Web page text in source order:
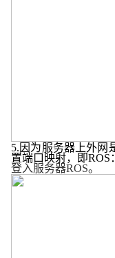
5. 因为服务器上外网
置端口映射，即ROS ：
登入服务器ROS。